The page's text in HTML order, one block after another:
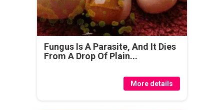
Fungus Is A Parasite, And It Dies
From A Drop Of Plain...
More details